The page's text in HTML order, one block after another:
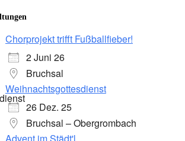
Chorprojekt trifft Fußballfieber!
2 Juni 26
Bruchsal
Weihnachtsgottesdienst
26 Dez. 25
Bruchsal – Obergrombach